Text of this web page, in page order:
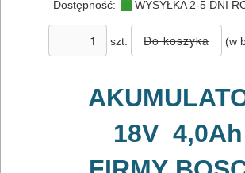
ładowarki
WKRĘTARKI
bruzdownice
gwoździarki
Dostępność: WYSYŁKA 2-5 DNI
szt. (w
18V 4,0Ah